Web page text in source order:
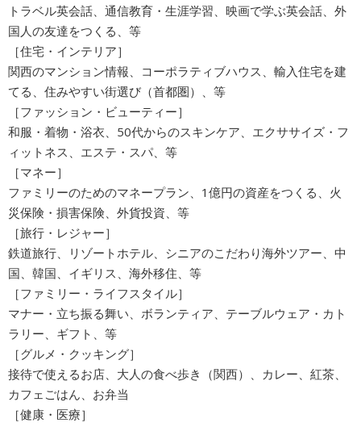
トラベル英会話、通信教育・生涯学習、映画で学ぶ英会話、外
国人の友達をつくる、等
［住宅・インテリア］
関西のマンション情報、コーポラティブハウス、輸入住宅を建
てる、住みやすい街選び（首都圏）、等
［ファッション・ビューティー］
和服・着物・浴衣、50代からのスキンケア、エクササイズ・フ
ィットネス、エステ・スパ、等
［マネー］
ファミリーのためのマネープラン、1億円の資産をつくる、火
災保険・損害保険、外貨投資、等
［旅行・レジャー］
鉄道旅行、リゾートホテル、シニアのこだわり海外ツアー、中
国、韓国、イギリス、海外移住、等
［ファミリー・ライフスタイル］
マナー・立ち振る舞い、ボランティア、テーブルウェア・カト
ラリー、ギフト、等
［グルメ・クッキング］
接待で使えるお店、大人の食べ歩き（関西）、カレー、紅茶、
カフェごはん、お弁当
［健康・医療］